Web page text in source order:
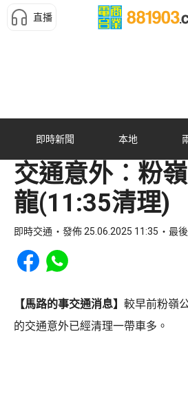
直播
即時新聞 本地
交通意外︰粉
龍(11:35清理)
即時交通 發佈 25.06.2025 11:35 最
Share to Facebook
Share to WhatsApp
【馬路的事交通消息】 較早前粉嶺
的交通意外已經清理一帶車多。